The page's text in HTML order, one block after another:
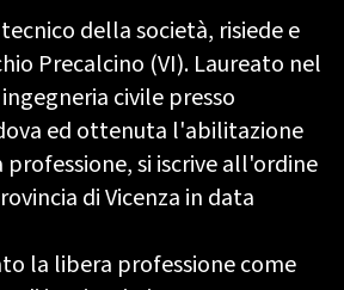
della società, risiede e
Precalcino (VI). Laureato nel
civile presso
ed ottenuta l'abilitazione
si iscrive all'ordine
di Vicenza in data
la libera professione come